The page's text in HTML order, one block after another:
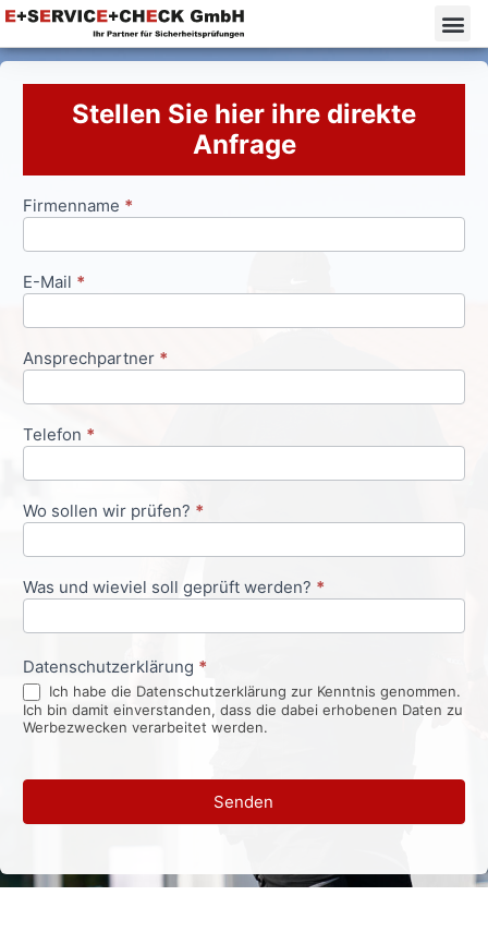
Stellen Sie hier ihre direkte
Anfrage
Anfrageformular
Firmenname *
E-Mail *
Ansprechpartner *
Telefon *
Wo sollen wir prüfen? *
Was und wieviel soll geprüft werden? *
Datenschutzerklärung *
Ich habe die Datenschutzerklärung zur Kenntnis genommen.
Ich bin damit einverstanden, dass die dabei erhobenen Daten zu
Werbezwecken verarbeitet werden.
Senden